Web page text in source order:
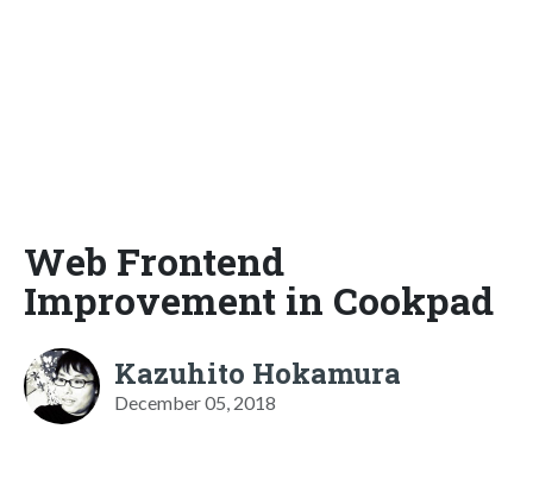
Web Frontend
Improvement in Cookpad
Kazuhito Hokamura
December 05, 2018